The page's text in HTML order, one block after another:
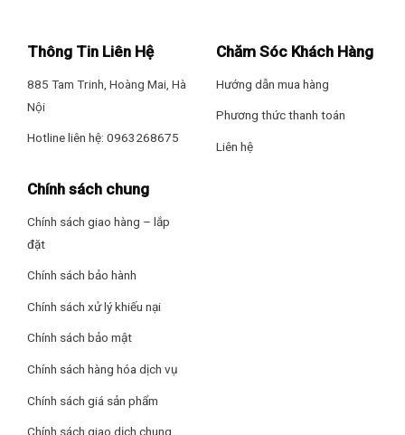
Thông Tin Liên Hệ
885 Tam Trinh, Hoàng Mai, Hà
Nội
Hotline liên hệ: 0963268675
Chăm Sóc Khách Hàng
Hướng dẫn mua hàng
Phương thức thanh toán
Liên hệ
Chính sách chung
Chính sách giao hàng – lắp
đặt
Chính sách bảo hành
Chính sách xử lý khiếu nại
Chính sách bảo mật
Chính sách hàng hóa dịch vụ
Chính sách giá sản phẩm
Chính sách giao dịch chung